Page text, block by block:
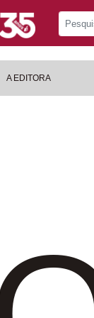
A EDITORA